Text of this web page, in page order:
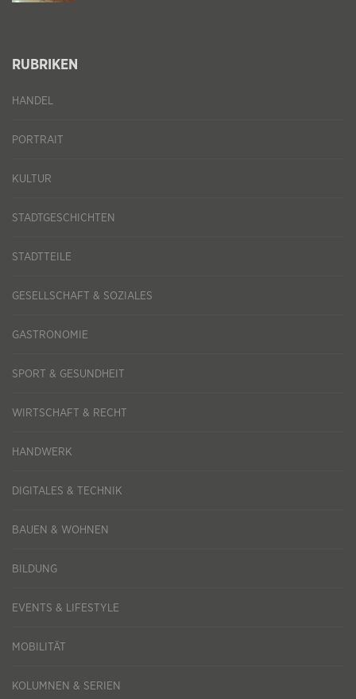
RUBRIKEN
HANDEL
PORTRAIT
KULTUR
STADTGESCHICHTEN
STADTTEILE
GESELLSCHAFT & SOZIALES
GASTRONOMIE
SPORT & GESUNDHEIT
WIRTSCHAFT & RECHT
HANDWERK
DIGITALES & TECHNIK
BAUEN & WOHNEN
BILDUNG
EVENTS & LIFESTYLE
MOBILITÄT
KOLUMNEN & SERIEN